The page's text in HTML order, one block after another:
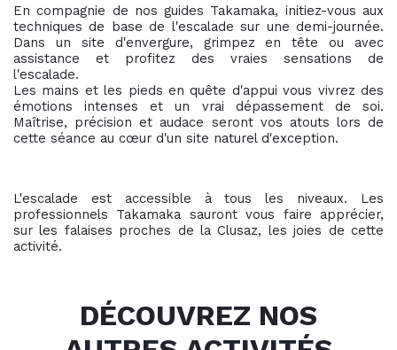
En compagnie de nos guides Takamaka, initiez-vous aux
techniques de base de l'escalade sur une demi-journée.
Dans un site d'envergure, grimpez en tête ou avec
assistance et profitez des vraies sensations de
l'escalade.
Les mains et les pieds en quête d'appui vous vivrez des
émotions intenses et un vrai dépassement de soi.
Maîtrise, précision et audace seront vos atouts lors de
cette séance au cœur d'un site naturel d'exception.
L'escalade est accessible à tous les niveaux. Les
professionnels Takamaka sauront vous faire apprécier,
sur les falaises proches de la Clusaz, les joies de cette
activité.
DÉCOUVREZ NOS